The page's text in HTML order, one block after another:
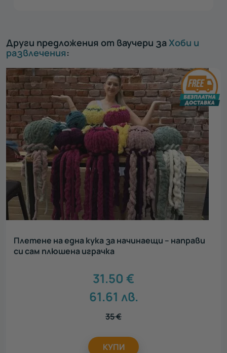
Други предложения от ваучери заХоби и
развлечения:
Плетене на една кука за начинаещи – направи
си сам плюшена играчка
31.50 €
61.61 лв.
35€
КУПИ